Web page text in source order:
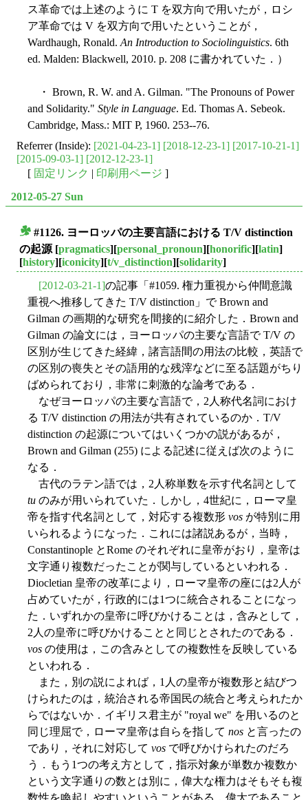
ス革命では上述のように T を双方向で用いたが，ロシ
ア革命では V を双方向で用いたということが，
Wardhaugh, Ronald. An Introduction to Sociolinguistics. 6th
ed. Malden: Blackwell, 2010. p. 208 に書かれていた．）
・ Brown, R. W. and A. Gilman. "The Pronouns of Power
and Solidarity." Style in Language. Ed. Thomas A. Sebeok.
Cambridge, Mass.: MIT P, 1960. 253--76.
Referrer (Inside): [2021-04-23-1] [2018-12-23-1] [2017-10-21-1]
[2015-09-03-1] [2012-12-23-1]
[ 固定リンク | 印刷用ページ ]
2012-05-27 Sun
#1126. ヨーロッパの主要言語における T/V distinction
の起源[pragmatics][personal_pronoun][honorific][latin]
[history][iconicity][t/v_distinction][solidarity]
[2012-03-21-1]の記事「#1059. 権力重視から仲間意識
重視へ推移してきた T/V distinction」で Brown and
Gilman の画期的な研究を間接的に紹介した．Brown and
Gilman の論文には，ヨーロッパの主要な言語で T/V の
区別が生じてきた経緯，諸言語間の用法の比較，英語で
の区別の喪失とその語用的な残滓などに至る話題がちり
ばめられており，非常に刺激的な論考である．
なぜヨーロッパの主要な言語で，2人称代名詞におけ
る T/V distinction の用法が共有されているのか．T/V
distinction の起源についてはいくつかの説があるが，
Brown and Gilman (255) による記述に従えば次のように
なる．
古代のラテン語では，2人称単数を示す代名詞として
tu のみが用いられていた．しかし，4世紀に，ローマ皇
帝を指す代名詞として，対応する複数形 vos が特別に用
いられるようになった．これには諸説あるが，当時，
Constantinople とRome のそれぞれに皇帝がおり，皇帝は
文字通り複数だったことが関与しているといわれる．
Diocletian 皇帝の改革により，ローマ皇帝の座には2人が
占めていたが，行政的には1つに統合されることになっ
た．いずれかの皇帝に呼びかけることは，含みとして，
2人の皇帝に呼びかけることと同じとされたのである．
vos の使用は，この含みとしての複数性を反映している
といわれる．
また，別の説によれば，1人の皇帝が複数形と結びつ
けられたのは，統治される帝国民の統合と考えられたか
らではないか．イギリス君主が "royal we" を用いるのと
同じ理屈で，ローマ皇帝は自らを指して nos と言ったの
であり，それに対応して vos で呼びかけられたのだろ
う．もう1つの考え方として，指示対象が単数か複数か
という文字通りの数とは別に，偉大な権力はそもそも複